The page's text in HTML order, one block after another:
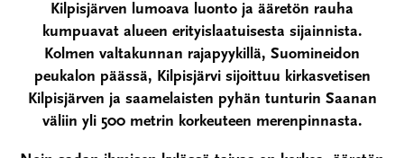
Kilpisjärven lumoava luonto ja ääretön rauha
kumpuavat alueen erityislaatuisesta sijainnista.
Kolmen valtakunnan rajapyykillä, Suomineidon
peukalon päässä, Kilpisjärvi sijoittuu kirkasvetisen
Kilpisjärven ja saamelaisten pyhän tunturin Saanan
väliin yli 500 metrin korkeuteen merenpinnasta.